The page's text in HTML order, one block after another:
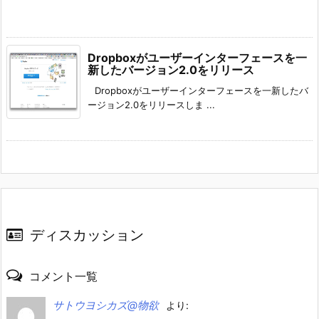
Dropboxがユーザーインターフェースを一
新したバージョン2.0をリリース
Dropboxがユーザーインターフェースを一新したバ
ージョン2.0をリリースしま ...
ディスカッション
コメント一覧
サトウヨシカズ@物欲 より: